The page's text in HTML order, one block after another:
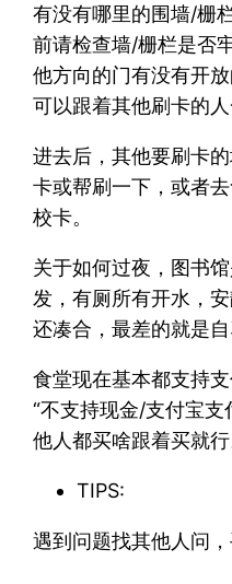
有没有哪里的围墙/栅
前请检查墙/栅栏是否
他方向的门有没有开
可以跟着其他刷卡的人
进去后，其他要刷卡
卡或帮刷一下，或者
校卡。
关于如何过夜，图书
发，有厕所有开水，
还凑合，最差的就是自
食堂现在基本都支持
“不支持现金/支付宝
他人都买啥跟着买就行
TIPS:
遇到问题找其他人问